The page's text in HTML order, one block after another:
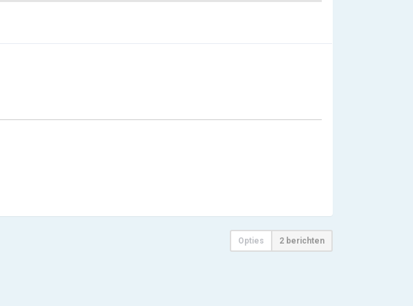
Opties 2 berichten